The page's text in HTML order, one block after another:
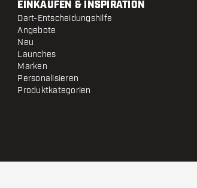
EINKAUFEN & INSPIRATION
Dart-Entscheidungshilfe
Angebote
Neu
Launches
Marken
Personalisieren
Produktkategorien